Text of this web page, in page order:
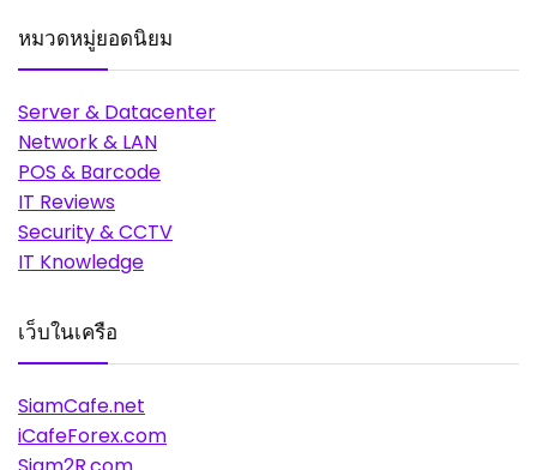
หมวดหมู่ยอดนิยม
Server & Datacenter
Network & LAN
POS & Barcode
IT Reviews
Security & CCTV
IT Knowledge
เว็บในเครือ
SiamCafe.net
iCafeForex.com